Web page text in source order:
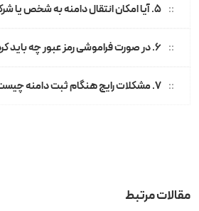
۵. آیا امکان انتقال دامنه به شخص یا شرکت دیگر وجود دارد؟
۶. در صورت فراموشی رمز عبور چه باید کرد؟
۷. مشکلات رایج هنگام ثبت دامنه چیست؟
مقالات مرتبط